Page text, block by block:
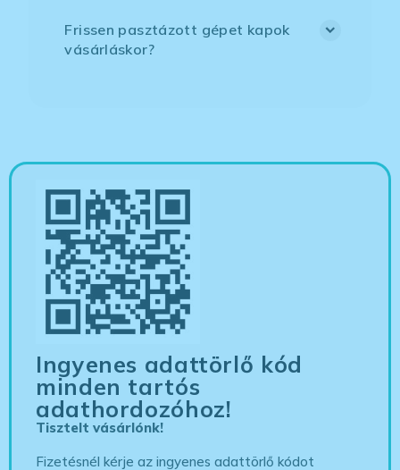
Frissen pasztázott gépet kapok
vásárláskor?
Ingyenes adattörlő kód
minden tartós
adathordozóhoz!
Tisztelt vásárlónk!
Fizetésnél kérje az ingyenes adattörlő kódot